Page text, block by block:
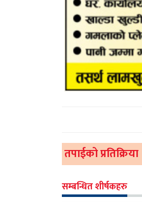
तपाईको प्रतिक्रिया
सम्बन्धित शीर्षकहरु